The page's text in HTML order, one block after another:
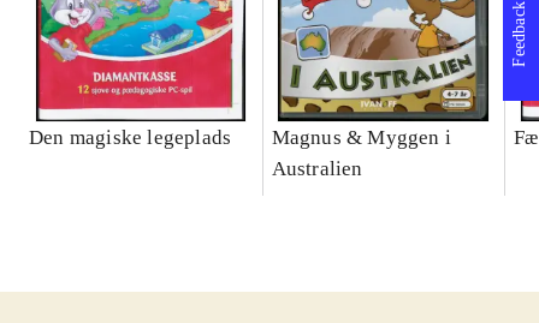
Den magiske legeplads
Magnus & Myggen i
Australien
Feedback